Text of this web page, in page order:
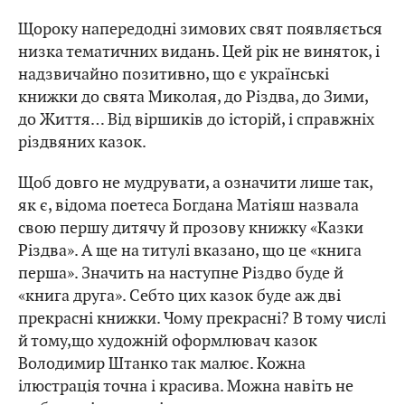
Щороку напередодні зимових свят появляється
низка тематичних видань. Цей рік не виняток, і
надзвичайно позитивно, що є українські
книжки до свята Миколая, до Різдва, до Зими,
до Життя… Від віршиків до історій, і справжніх
різдвяних казок.
Щоб довго не мудрувати, а означити лише так,
як є, відома поетеса Богдана Матіяш назвала
свою першу дитячу й прозову книжку «Казки
Різдва». А ще на титулі вказано, що це «книга
перша». Значить на наступне Різдво буде й
«книга друга». Себто цих казок буде аж дві
прекрасні книжки. Чому прекрасні? В тому числі
й тому,що художній оформлювач казок
Володимир Штанко так малює. Кожна
ілюстрація точна і красива. Можна навіть не